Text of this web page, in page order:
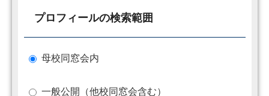
プロフィールの検索範囲
母校同窓会内
一般公開（他校同窓会含む）